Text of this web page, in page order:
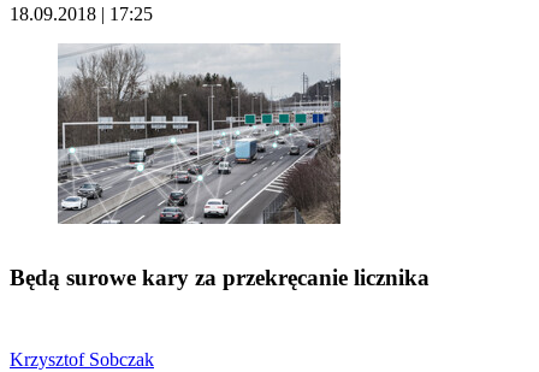
18.09.2018 | 17:25
Będą surowe kary za przekręcanie licznika
Krzysztof Sobczak